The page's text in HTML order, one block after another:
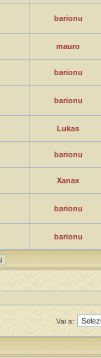
barionu
mauro
barionu
barionu
Lukas
barionu
Xanax
barionu
barionu
Vai a: